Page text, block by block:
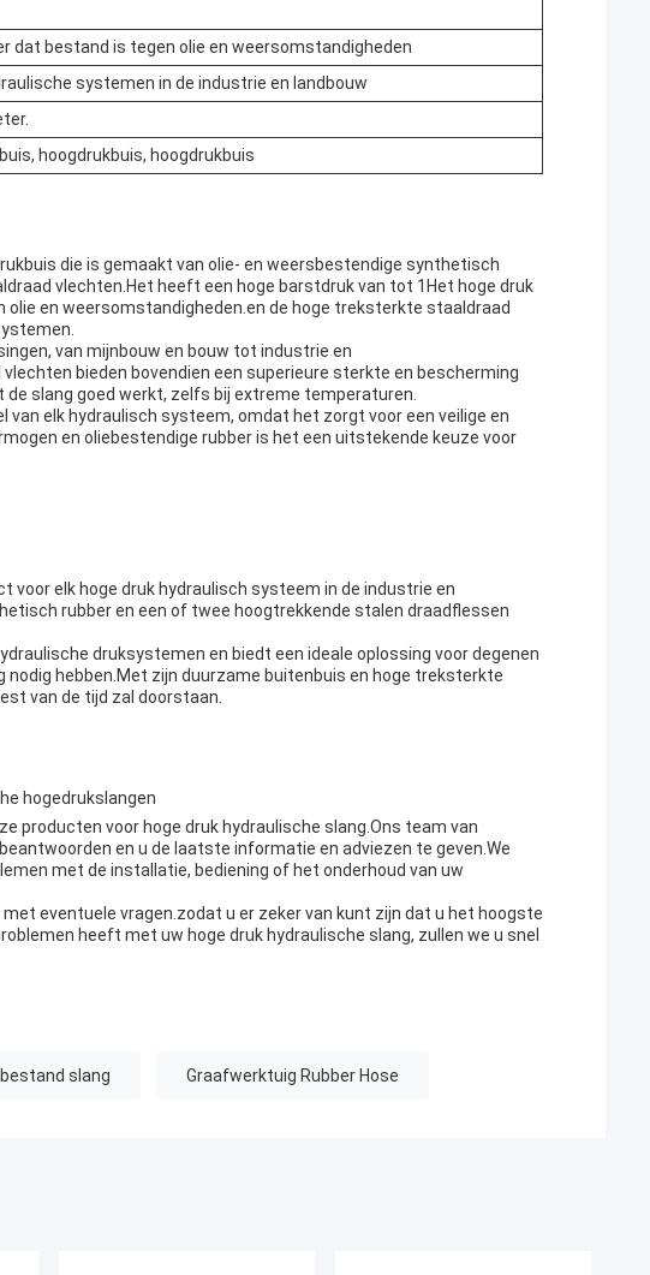
dat bestand is tegen olie en weersomstandigheden
systemen in de industrie en landbouw
hoogdrukbuis, hoogdrukbuis
die is gemaakt van olie- en weersbestendige synthetisch
vlechten.Het heeft een hoge barstdruk van tot 1Het hoge druk
en weersomstandigheden.en de hoge treksterkte staaldraad
van mijnbouw en bouw tot industrie en
bieden bovendien een superieure sterkte en bescherming
slang goed werkt, zelfs bij extreme temperaturen.
van elk hydraulisch systeem, omdat het zorgt voor een veilige en
en oliebestendige rubber is het een uitstekende keuze voor
voor elk hoge druk hydraulisch systeem in de industrie en
rubber en een of twee hoogtrekkende stalen draadflessen
druksystemen en biedt een ideale oplossing voor degenen
nodig hebben.Met zijn duurzame buitenbuis en hoge treksterkte
van de tijd zal doorstaan.
hogedrukslangen
producten voor hoge druk hydraulische slang.Ons team van
en u de laatste informatie en adviezen te geven.We
met de installatie, bediening of het onderhoud van uw
eventuele vragen.zodat u er zeker van kunt zijn dat u het hoogste
heeft met uw hoge druk hydraulische slang, zullen we u snel
slang Graafwerktuig Rubber Hose